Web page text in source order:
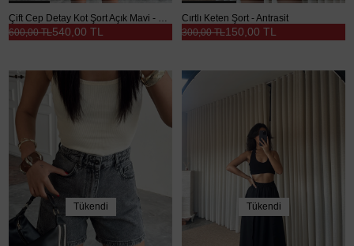
Çift Cep Detay Kot Şort Açık Mavi - Mavi
540,00 TL
600,00 TL
Cırtlı Keten Şort - Antrasit
150,00 TL
300,00 TL
Tükendi Tükendi